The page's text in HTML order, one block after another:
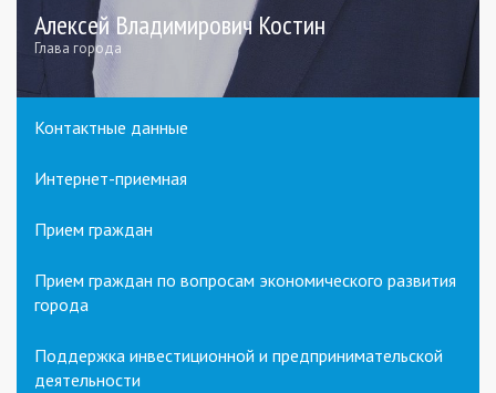
Алексей Владимирович Костин
Глава города
Контактные данные
Интернет-приемная
Прием граждан
Прием граждан по вопросам экономического развития
города
Поддержка инвестиционной и предпринимательской
деятельности